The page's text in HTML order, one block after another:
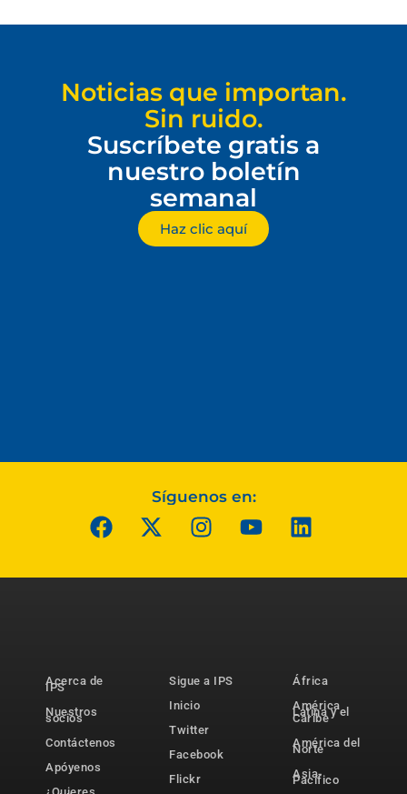
Noticias que importan.
Sin ruido.
Suscríbete gratis a
nuestro boletín
semanal
Haz clic aquí
Síguenos en:
Acerca de
IPS
Nuestros
socios
Contáctenos
Apóyenos
Sigue a IPS
Inicio
Twitter
Facebook
Flickr
África
América
Latina y el
Caribe
América del
Norte
Asia-
Pacífico